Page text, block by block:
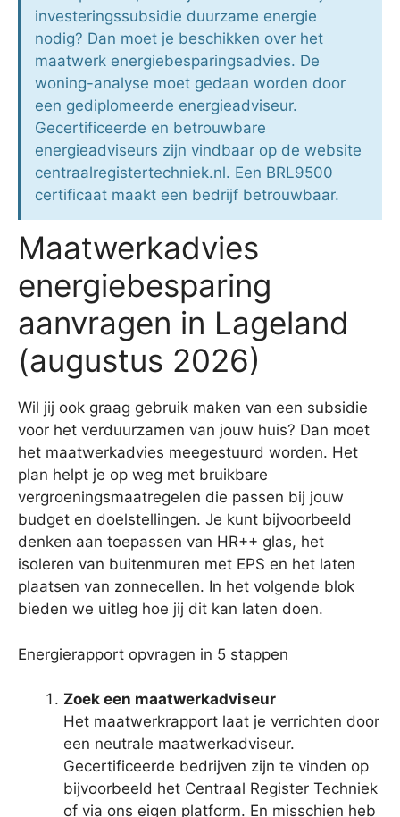
investeringssubsidie duurzame energie
nodig? Dan moet je beschikken over het
maatwerk energiebesparingsadvies. De
woning-analyse moet gedaan worden door
een gediplomeerde energieadviseur.
Gecertificeerde en betrouwbare
energieadviseurs zijn vindbaar op de website
centraalregistertechniek.nl. Een BRL9500
certificaat maakt een bedrijf betrouwbaar.
Maatwerkadvies
energiebesparing
aanvragen in Lageland
(augustus 2026)
Wil jij ook graag gebruik maken van een subsidie
voor het verduurzamen van jouw huis? Dan moet
het maatwerkadvies meegestuurd worden. Het
plan helpt je op weg met bruikbare
vergroeningsmaatregelen die passen bij jouw
budget en doelstellingen. Je kunt bijvoorbeeld
denken aan toepassen van HR++ glas, het
isoleren van buitenmuren met EPS en het laten
plaatsen van zonnecellen. In het volgende blok
bieden we uitleg hoe jij dit kan laten doen.
Energierapport opvragen in 5 stappen
Zoek een maatwerkadviseur
Het maatwerkrapport laat je verrichten door
een neutrale maatwerkadviseur.
Gecertificeerde bedrijven zijn te vinden op
bijvoorbeeld het Centraal Register Techniek
of via ons eigen platform. En misschien heb